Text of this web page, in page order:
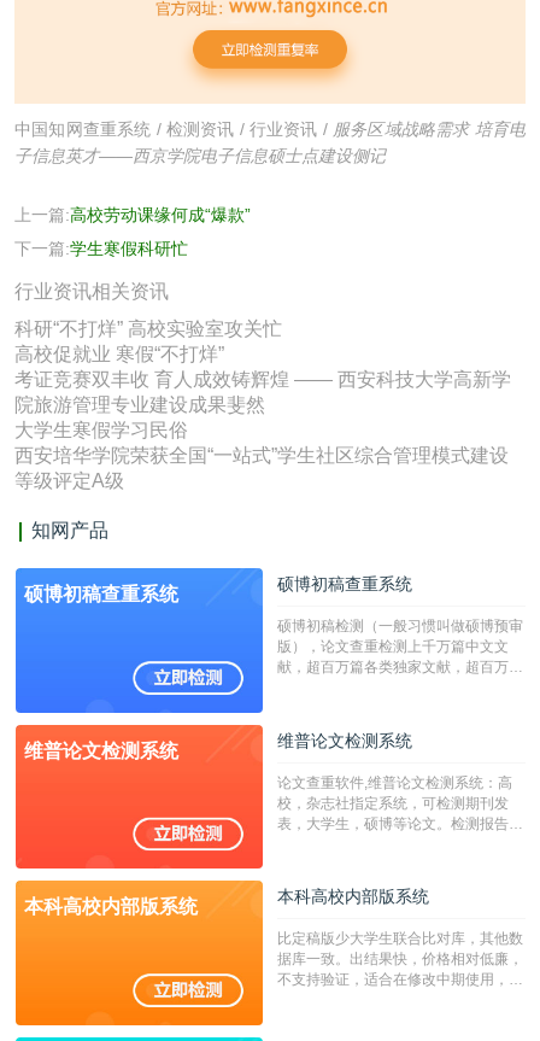
中国知网查重系统 / 检测资讯 / 行业资讯 / 服务区域战略需求 培育电
子信息英才——西京学院电子信息硕士点建设侧记
上一篇:高校劳动课缘何成“爆款”
下一篇:学生寒假科研忙
行业资讯相关资讯
科研“不打烊” 高校实验室攻关忙
高校促就业 寒假“不打烊”
考证竞赛双丰收 育人成效铸辉煌 —— 西安科技大学高新学
院旅游管理专业建设成果斐然
大学生寒假学习民俗
西安培华学院荣获全国“一站式”学生社区综合管理模式建设
等级评定A级
知网产品
硕博初稿查重系统 硕博初稿查重系统
硕博初稿检测（一般习惯叫做硕博预审
版），论文查重检测上千万篇中文文
献，超百万篇各类独家文献，超百万港
校用来检测硕博论文的系统，检测范围
广，数据来源真实，检测算法合理!本
字符数30万）
维普论文检测系统 维普论文检测系统
论文查重软件,维普论文检测系统：高
校，杂志社指定系统，可检测期刊发
表，大学生，硕博等论文。检测报告支
本科高校内部版系统 本科高校内部版系统
比定稿版少大学生联合比对库，其他数
据库一致。出结果快，价格相对低廉，
不支持验证，适合在修改中期使用，定